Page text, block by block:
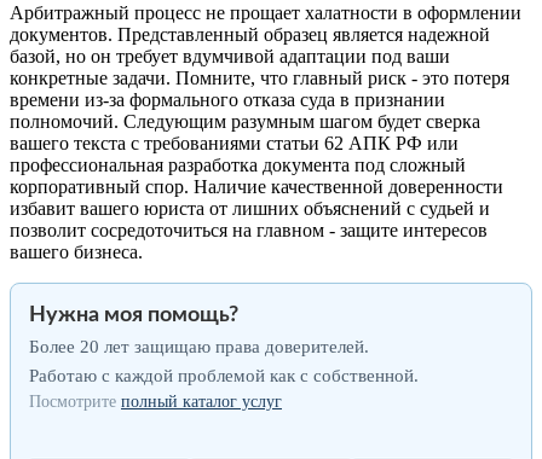
Арбитражный процесс не прощает халатности в оформлении
документов. Представленный образец является надежной
базой, но он требует вдумчивой адаптации под ваши
конкретные задачи. Помните, что главный риск - это потеря
времени из-за формального отказа суда в признании
полномочий. Следующим разумным шагом будет сверка
вашего текста с требованиями статьи 62 АПК РФ или
профессиональная разработка документа под сложный
корпоративный спор. Наличие качественной доверенности
избавит вашего юриста от лишних объяснений с судьей и
позволит сосредоточиться на главном - защите интересов
вашего бизнеса.
Нужна моя помощь?
Более 20 лет защищаю права доверителей.
Работаю с каждой проблемой как с собственной.
Посмотрите полный каталог услуг